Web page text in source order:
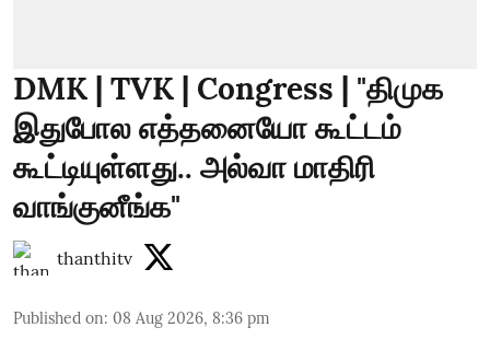
DMK | TVK | Congress | "திமுக
இதுபோல எத்தனையோ கூட்டம்
கூட்டியுள்ளது.. அல்வா மாதிரி
வாங்குனீங்க"
thanthitv
Published on: 08 Aug 2026, 8:36 pm